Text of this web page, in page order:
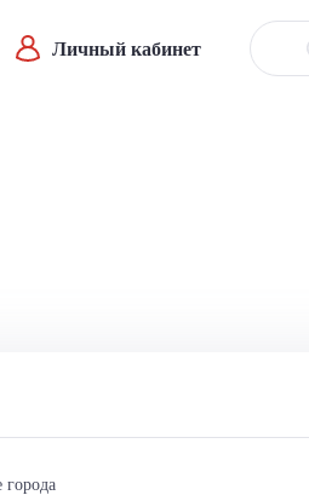
Личный кабинет